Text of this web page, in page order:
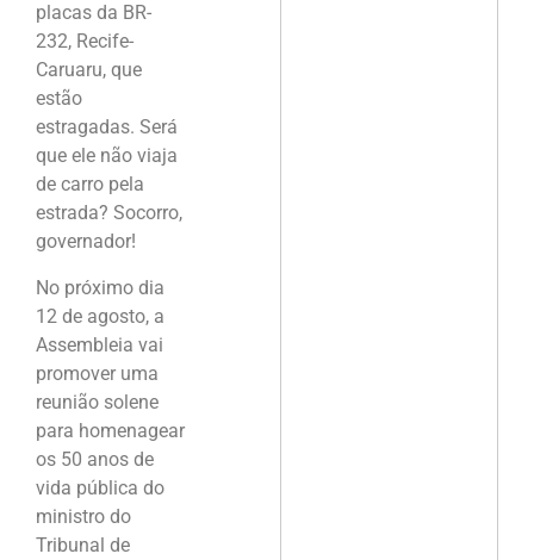
placas da BR-
232, Recife-
Caruaru, que
estão
estragadas. Será
que ele não viaja
de carro pela
estrada? Socorro,
governador!
No próximo dia
12 de agosto, a
Assembleia vai
promover uma
reunião solene
para homenagear
os 50 anos de
vida pública do
ministro do
Tribunal de